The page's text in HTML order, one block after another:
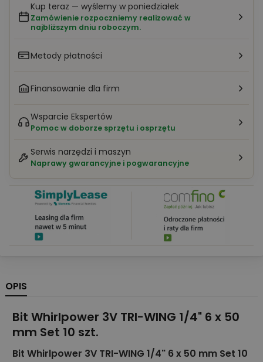
Kup teraz — wyślemy w poniedziałek
Zamówienie rozpoczniemy realizować w
najbliższym dniu roboczym.
Metody płatności
Finansowanie dla firm
Wsparcie Ekspertów
Pomoc w doborze sprzętu i osprzętu
Serwis narzędzi i maszyn
Naprawy gwarancyjne i pogwarancyjne
OPIS
Bit Whirlpower 3V TRI-WING 1/4" 6 x 50
mm Set 10 szt.
Bit Whirlpower 3V TRI-WING 1/4" 6 x 50 mm Set 10